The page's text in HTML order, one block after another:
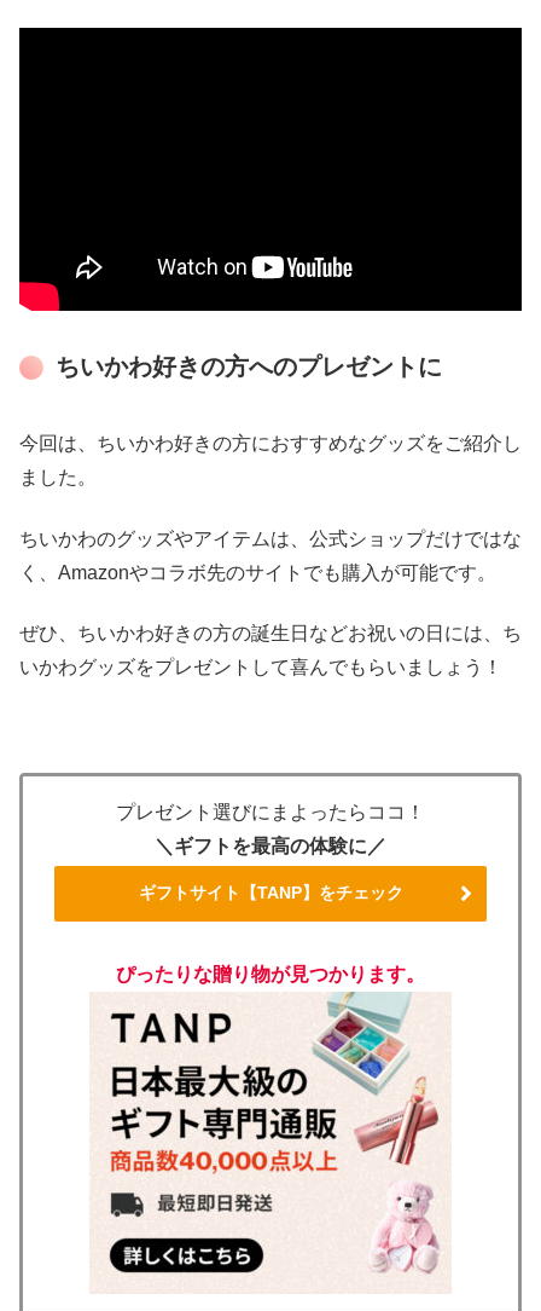
ちいかわ好きの方へのプレゼントに
今回は、ちいかわ好きの方におすすめなグッズをご紹介し
ました。
ちいかわのグッズやアイテムは、公式ショップだけではな
く、Amazonやコラボ先のサイトでも購入が可能です。
ぜひ、ちいかわ好きの方の誕生日などお祝いの日には、ち
いかわグッズをプレゼントして喜んでもらいましょう！
プレゼント選びにまよったらココ！
＼ギフトを最高の体験に／
ギフトサイト【TANP】をチェック
ぴったりな贈り物が見つかります。